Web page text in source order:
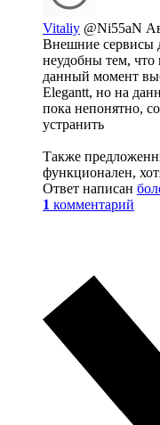
Vitaliy @Ni55aN
Внешние сервисы
неудобны тем, что
данный момент
Elegantt, но на
пока непонятно,
устранить
Также
функционален,
Ответ написан
1 комментарий